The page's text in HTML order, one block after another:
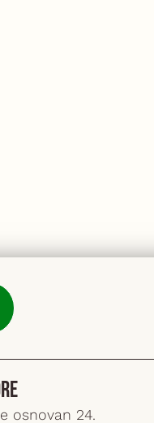
osnovan 24.